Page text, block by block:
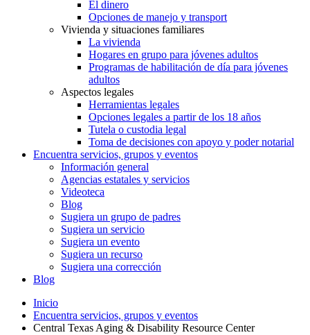
El dinero
Opciones de manejo y transport
Vivienda y situaciones familiares
La vivienda
Hogares en grupo para jóvenes adultos
Programas de habilitación de día para jóvenes
adultos
Aspectos legales
Herramientas legales
Opciones legales a partir de los 18 años
Tutela o custodia legal
Toma de decisiones con apoyo y poder notarial
Encuentra servicios, grupos y eventos
Información general
Agencias estatales y servicios
Videoteca
Blog
Sugiera un grupo de padres
Sugiera un servicio
Sugiera un evento
Sugiera un recurso
Sugiera una corrección
Blog
Inicio
Encuentra servicios, grupos y eventos
Central Texas Aging & Disability Resource Center